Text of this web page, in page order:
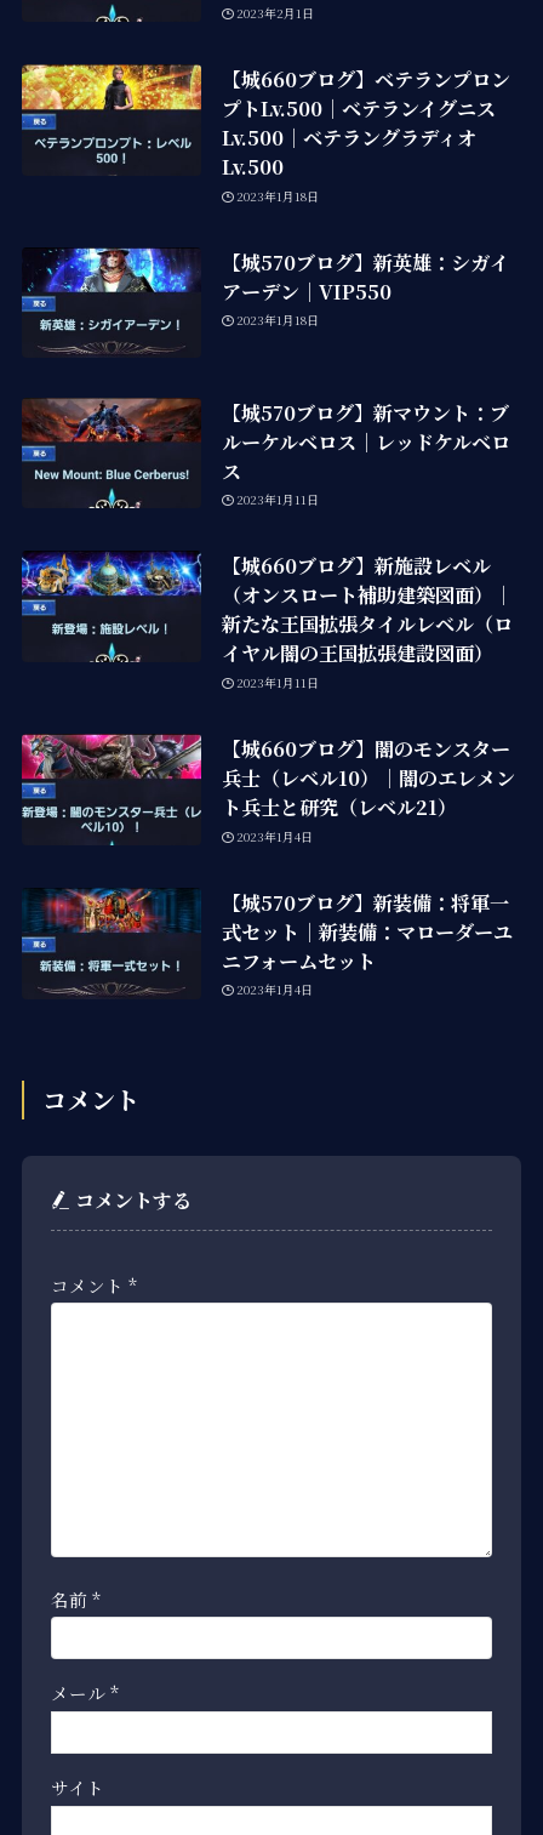
2023年2月1日
【城660ブログ】ベテランプロン
プトLv.500｜ベテランイグニス
Lv.500｜ベテラングラディオ
Lv.500
2023年1月18日
【城570ブログ】新英雄：シガイ
アーデン｜VIP550
2023年1月18日
【城570ブログ】新マウント：ブ
ルーケルベロス｜レッドケルベロ
ス
2023年1月11日
【城660ブログ】新施設レベル
（オンスロート補助建築図面）｜
新たな王国拡張タイルレベル（ロ
イヤル闇の王国拡張建設図面）
2023年1月11日
【城660ブログ】闇のモンスター
兵士（レベル10）｜闇のエレメン
ト兵士と研究（レベル21）
2023年1月4日
【城570ブログ】新装備：将軍一
式セット｜新装備：マローダーユ
ニフォームセット
2023年1月4日
コメント
コメントする
コメント*
名前*
メール*
サイト